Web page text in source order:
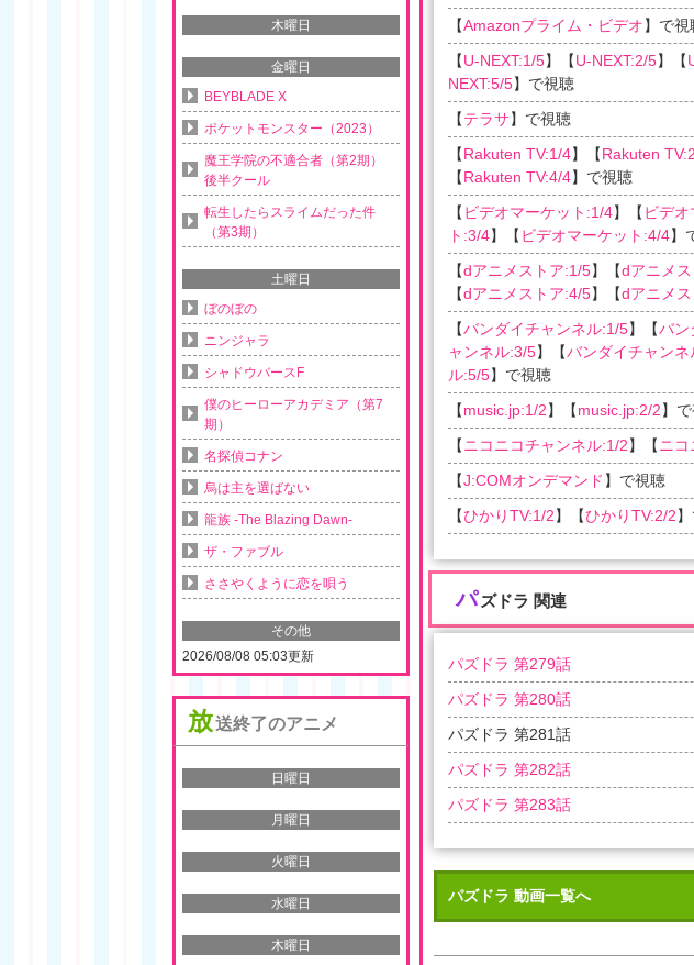
【Amazonプライム・ビデオ】で視
【U-NEXT:1/5】【U-NEXT:2/5】【
NEXT:5/5】で視聴
【テラサ】で視聴
【Rakuten TV:1/4】【Rakuten
【Rakuten TV:4/4】で視聴
【 ビデオマーケット:1/4】【 ビデ
ト:3/4】【 ビデオマーケット:4/4】
【dアニメストア:1/5】【dアニメ
【dアニメストア:4/5】【dアニメ
【バンダイチャンネル:1/5】【バン
ャンネル:3/5】【バンダイチャンネ
ル:5/5】で視聴
【music.jp:1/2】【music.jp:2/2】
【ニコニコチャンネル:1/2】【ニコ
【J:COMオンデマンド 】で視聴
【ひかりTV:1/2】【ひかりTV:2/2
パ ズドラ 関連
パズドラ 第279話
パズドラ 第280話
パズドラ 第281話
パズドラ 第282話
パズドラ 第283話
パズドラ 動画一覧へ
木曜日
金曜日
BEYBLADE X
ポケットモンスター（2023）
魔王学院の不適合者（第2期）
後半クール
転生したらスライムだった件
（第3期）
土曜日
ぼのぼの
ニンジャラ
シャドウバースF
僕のヒーローアカデミア（第7
期）
名探偵コナン
烏は主を選ばない
龍族 -The Blazing Dawn-
ザ・ファブル
ささやくように恋を唄う
その他
2026/08/08 05:03更新
放送終了のアニメ
日曜日
月曜日
火曜日
水曜日
木曜日